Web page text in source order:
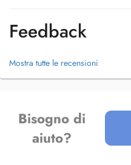
Feedback
Mostra tutte le recensioni
Bisogno di
aiuto?